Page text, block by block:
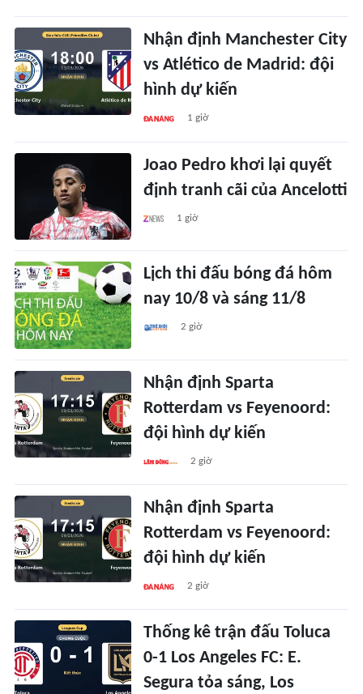
Nhận định Manchester City
vs Atlético de Madrid: đội
hình dự kiến
1 giờ
Joao Pedro khơi lại quyết
định tranh cãi của Ancelotti
1 giờ
Lịch thi đấu bóng đá hôm
nay 10/8 và sáng 11/8
2 giờ
Nhận định Sparta
Rotterdam vs Feyenoord:
đội hình dự kiến
2 giờ
Nhận định Sparta
Rotterdam vs Feyenoord:
đội hình dự kiến
2 giờ
Thống kê trận đấu Toluca
0-1 Los Angeles FC: E.
Segura tỏa sáng, Los